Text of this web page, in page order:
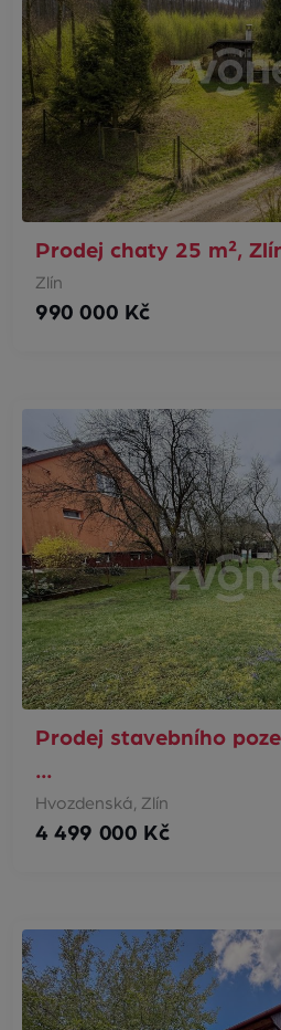
Prodej chaty 25 m²,
Zlín
990 000 Kč
Prodej stavebního
…
Hvozdenská, Zlín
4 499 000 Kč